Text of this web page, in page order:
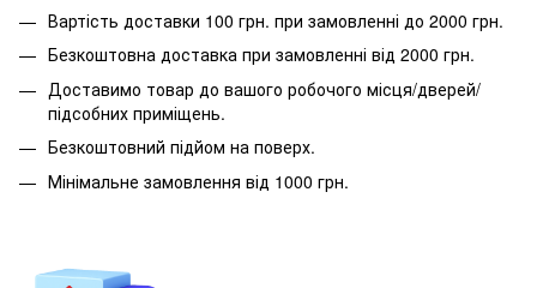
Вартість доставки 100 грн. при замовленні до 2000 грн.
Безкоштовна доставка при замовленні від 2000 грн.
Доставимо товар до вашого робочого місця/дверей/
підсобних приміщень.
Безкоштовний підйом на поверх.
Мінімальне замовлення від 1000 грн.